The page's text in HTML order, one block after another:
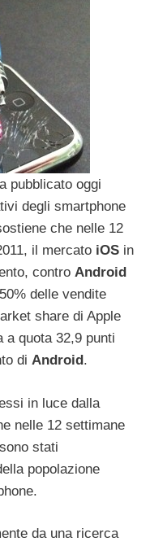
pubblicato oggi
degli smartphone
che nelle 12
il mercato iOS in
contro Android
delle vendite
share di Apple
a quota 32,9 punti
di Android .
in luce dalla
nelle 12 settimane
stati
popolazione
da una ricerca